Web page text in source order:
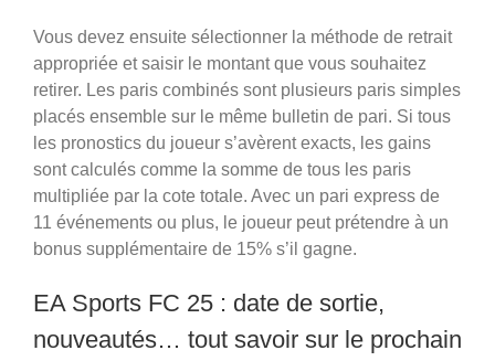
Vous devez ensuite sélectionner la méthode de retrait
appropriée et saisir le montant que vous souhaitez
retirer. Les paris combinés sont plusieurs paris simples
placés ensemble sur le même bulletin de pari. Si tous
les pronostics du joueur s’avèrent exacts, les gains
sont calculés comme la somme de tous les paris
multipliée par la cote totale. Avec un pari express de
11 événements ou plus, le joueur peut prétendre à un
bonus supplémentaire de 15% s’il gagne.
EA Sports FC 25 : date de sortie,
nouveautés… tout savoir sur le prochain